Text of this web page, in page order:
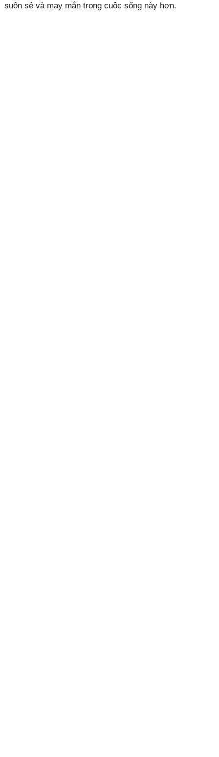
suôn sẻ và may mắn trong cuộc sống này hơn.